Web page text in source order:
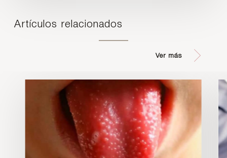
Artículos relacionados
Ver más